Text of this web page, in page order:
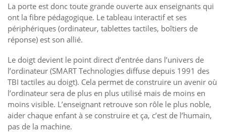
La porte est donc toute grande ouverte aux enseignants qui
ont la fibre pédagogique. Le tableau interactif et ses
périphériques (ordinateur, tablettes tactiles, boîtiers de
réponse) est son allié.
Le doigt devient le point direct d’entrée dans l’univers de
l’ordinateur (SMART Technologies diffuse depuis 1991 des
TBI tactiles au doigt). Cela permet de construire un avenir où
l’ordinateur sera de plus en plus utilisé mais de moins en
moins visible. L’enseignant retrouve son rôle le plus noble,
aider chaque enfant à se construire et ça, c’est de l’humain,
pas de la machine.